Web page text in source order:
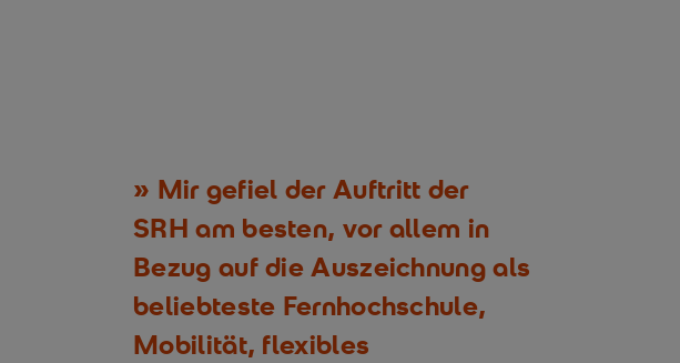
Mir gefiel der Auftritt der
SRH am besten, vor allem in
Bezug auf die Auszeichnung als
beliebteste Fernhochschule,
Mobilität, flexibles